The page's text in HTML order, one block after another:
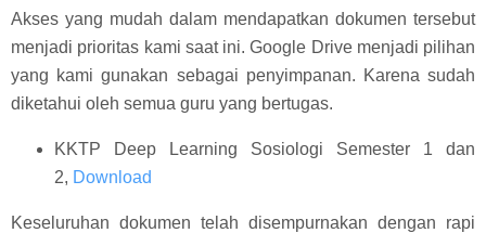
Akses yang mudah dalam mendapatkan dokumen tersebut
menjadi prioritas kami saat ini. Google Drive menjadi pilihan
yang kami gunakan sebagai penyimpanan. Karena sudah
diketahui oleh semua guru yang bertugas.
KKTP Deep Learning Sosiologi Semester 1 dan
2, Download
Keseluruhan dokumen telah disempurnakan dengan rapi